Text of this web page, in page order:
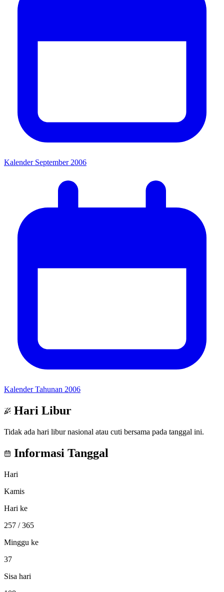
Kalender September 2006
Kalender Tahunan 2006
Hari Libur
Tidak ada hari libur nasional atau cuti bersama pada tanggal ini.
Informasi Tanggal
Hari
Kamis
Hari ke
257 / 365
Minggu ke
37
Sisa hari